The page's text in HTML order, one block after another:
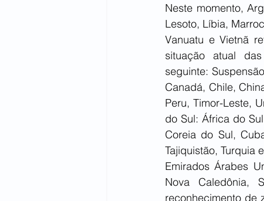
Neste momento,
Lesoto, Líbia,
Vanuatu e Vietnã
situação atual
seguinte:
Canadá, Chile,
Peru, Timor-Leste,
do Sul: África do
Coreia do Sul,
Tajiquistão, Turquia
Emirados Árabes
Nova Caledônia,
reconhecimento de